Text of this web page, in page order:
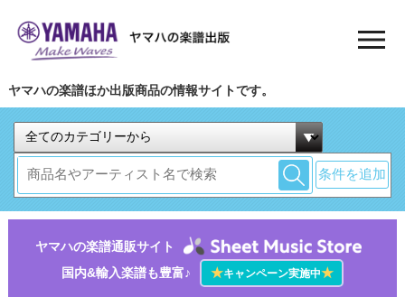
ヤマハの楽譜ほか出版商品の情報サイトです。
条件を追加
ヤマハの楽譜通販サイト
国内&輸入楽譜も豊富♪
★キャンペーン実施中★